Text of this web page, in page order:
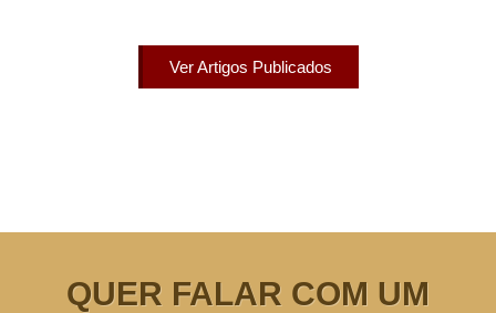
Ver Artigos Publicados
QUER FALAR COM UM